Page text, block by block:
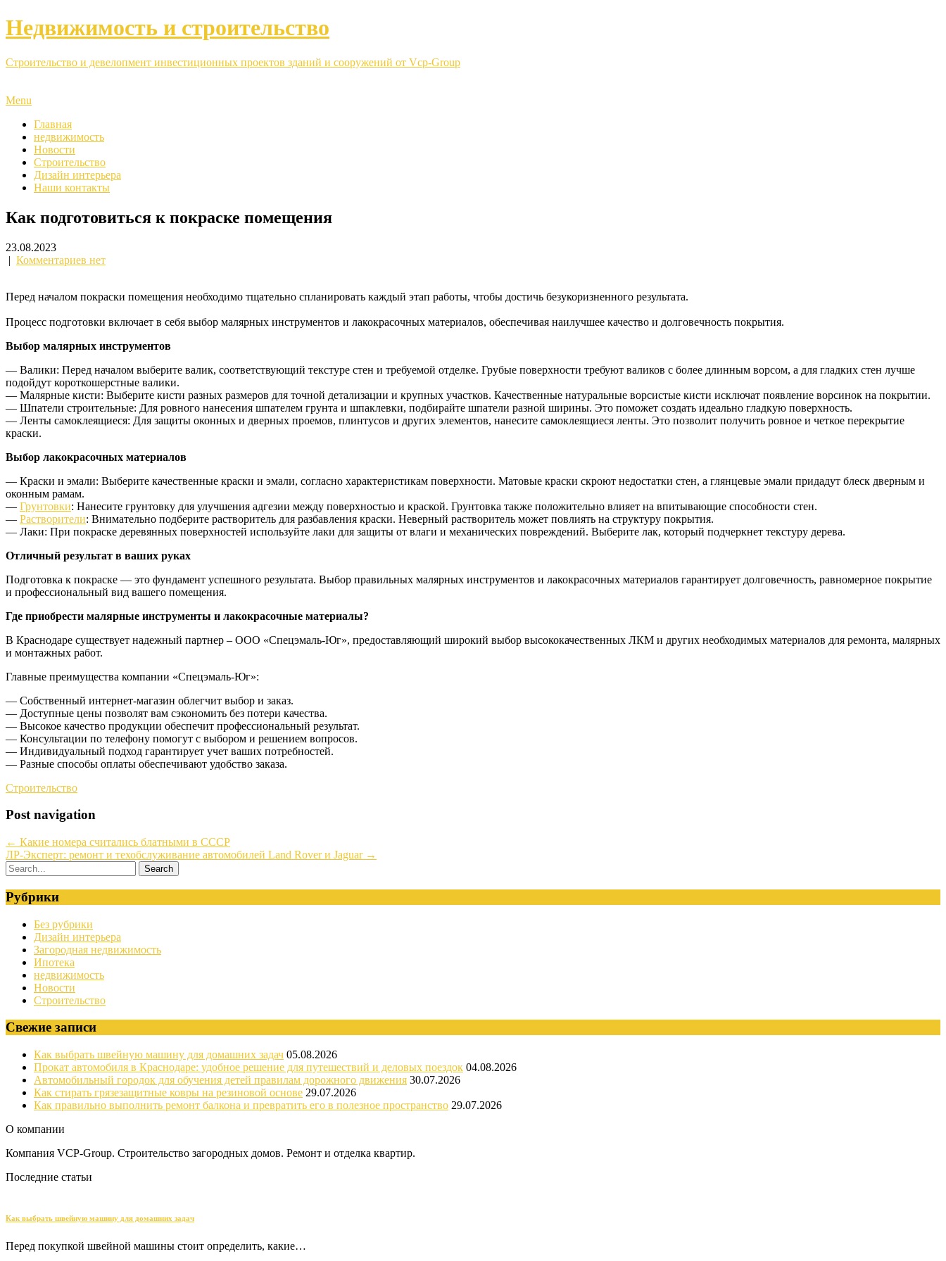
Недвижимость и строительство
Строительство и девелопмент инвестиционных проектов зданий и сооружений от Vcp-Group
Menu
Главная
недвижимость
Новости
Строительство
Дизайн интерьера
Наши контакты
Как подготовиться к покраске помещения
23.08.2023
| Комментариев нет
Перед началом покраски помещения необходимо тщательно спланировать каждый этап работы, чтобы достичь безукоризненного результата.
Процесс подготовки включает в себя выбор малярных инструментов и лакокрасочных материалов, обеспечивая наилучшее качество и долговечность покрытия.
Выбор малярных инструментов
— Валики: Перед началом выберите валик, соответствующий текстуре стен и требуемой отделке. Грубые поверхности требуют валиков с более длинным ворсом, а для гладких стен лучше
подойдут короткошерстные валики.
— Малярные кисти: Выберите кисти разных размеров для точной детализации и крупных участков. Качественные натуральные ворсистые кисти исключат появление ворсинок на покрытии.
— Шпатели строительные: Для ровного нанесения шпателем грунта и шпаклевки, подбирайте шпатели разной ширины. Это поможет создать идеально гладкую поверхность.
— Ленты самоклеящиеся: Для защиты оконных и дверных проемов, плинтусов и других элементов, нанесите самоклеящиеся ленты. Это позволит получить ровное и четкое перекрытие
краски.
Выбор лакокрасочных материалов
— Краски и эмали: Выберите качественные краски и эмали, согласно характеристикам поверхности. Матовые краски скроют недостатки стен, а глянцевые эмали придадут блеск дверным и
оконным рамам.
— Грунтовки: Нанесите грунтовку для улучшения адгезии между поверхностью и краской. Грунтовка также положительно влияет на впитывающие способности стен.
— Растворители: Внимательно подберите растворитель для разбавления краски. Неверный растворитель может повлиять на структуру покрытия.
— Лаки: При покраске деревянных поверхностей используйте лаки для защиты от влаги и механических повреждений. Выберите лак, который подчеркнет текстуру дерева.
Отличный результат в ваших руках
Подготовка к покраске — это фундамент успешного результата. Выбор правильных малярных инструментов и лакокрасочных материалов гарантирует долговечность, равномерное покрытие
и профессиональный вид вашего помещения.
Где приобрести малярные инструменты и лакокрасочные материалы?
В Краснодаре существует надежный партнер – ООО «Спецэмаль-Юг», предоставляющий широкий выбор высококачественных ЛКМ и других необходимых материалов для ремонта, малярных
и монтажных работ.
Главные преимущества компании «Спецэмаль-Юг»:
— Собственный интернет-магазин облегчит выбор и заказ.
— Доступные цены позволят вам сэкономить без потери качества.
— Высокое качество продукции обеспечит профессиональный результат.
— Консультации по телефону помогут с выбором и решением вопросов.
— Индивидуальный подход гарантирует учет ваших потребностей.
— Разные способы оплаты обеспечивают удобство заказа.
Строительство
Post navigation
← Какие номера считались блатными в СССР
ЛР-Эксперт: ремонт и техобслуживание автомобилей Land Rover и Jaguar →
Рубрики
Без рубрики
Дизайн интерьера
Загородная недвижимость
Ипотека
недвижимость
Новости
Строительство
Свежие записи
Как выбрать швейную машину для домашних задач 05.08.2026
Прокат автомобиля в Краснодаре: удобное решение для путешествий и деловых поездок 04.08.2026
Автомобильный городок для обучения детей правилам дорожного движения 30.07.2026
Как стирать грязезащитные ковры на резиновой основе 29.07.2026
Как правильно выполнить ремонт балкона и превратить его в полезное пространство 29.07.2026
О компании
Компания VCP-Group. Строительство загородных домов. Ремонт и отделка квартир.
Последние статьи
Как выбрать швейную машину для домашних задач
Перед покупкой швейной машины стоит определить, какие…